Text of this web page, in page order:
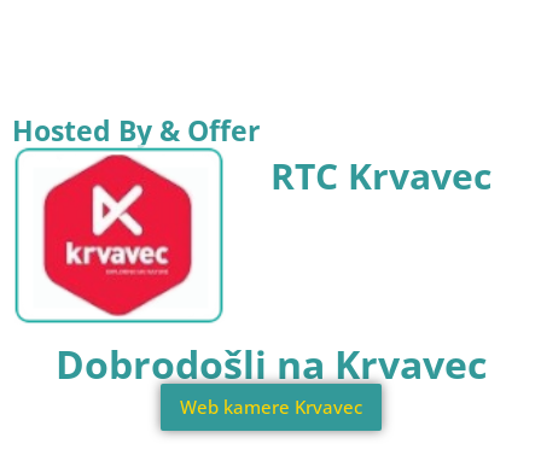
Hosted By & Offer
RTC Krvavec
Dobrodošli na Krvavec
Web kamere Krvavec